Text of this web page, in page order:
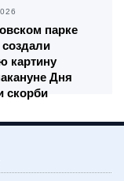
парке
картину
Дня
скорби